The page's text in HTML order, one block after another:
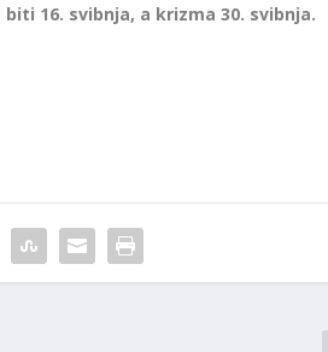
16. svibnja, a krizma 30. svibnja.